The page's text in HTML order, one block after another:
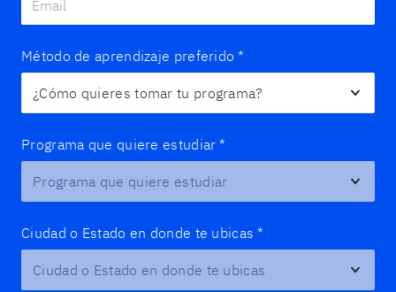
Método de aprendizaje preferido *
Programa que quiere estudiar *
Ciudad o Estado en donde te ubicas *